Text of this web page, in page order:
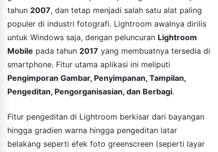
tahun 2007, dan tetap menjadi salah satu alat paling
populer di industri fotografi. Lightroom awalnya dirilis
untuk Windows saja, dengan peluncuran Lightroom
Mobile pada tahun 2017 yang membuatnya tersedia di
smartphone. Fitur utama aplikasi ini meliputi
Pengimporan Gambar, Penyimpanan, Tampilan,
Pengeditan, Pengorganisasian, dan Berbagi.
Fitur pengeditan di Lightroom berkisar dari bayangan
hingga gradien warna hingga pengeditan latar
belakang seperti efek foto greenscreen (seperti layar